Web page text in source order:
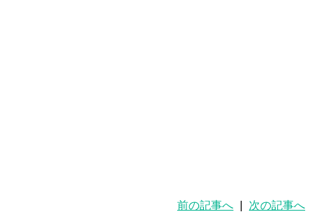
前の記事へ 次の記事へ